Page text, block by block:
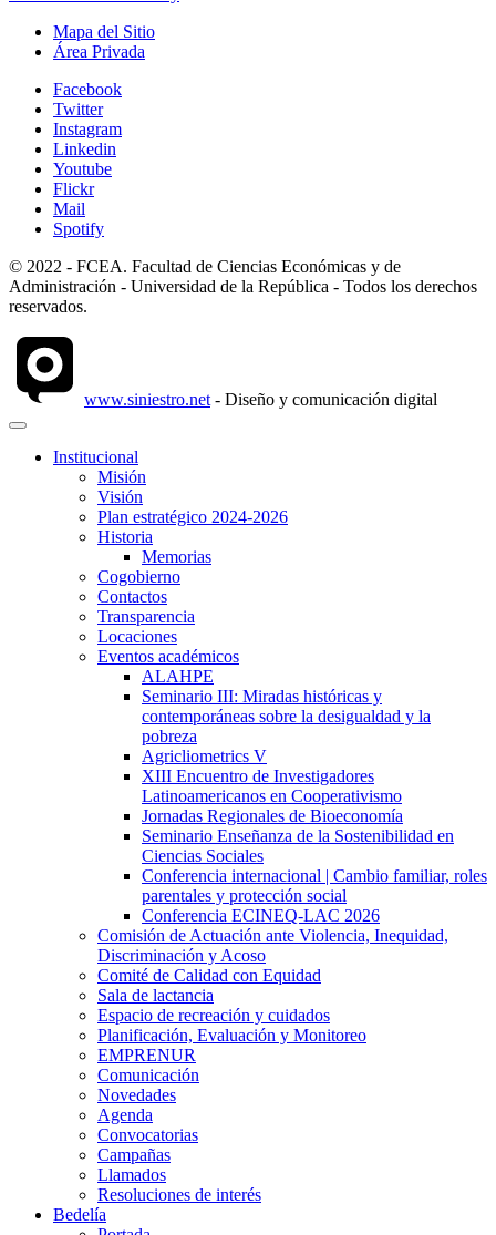
Mapa del Sitio
Área Privada
Facebook
Twitter
Instagram
Linkedin
Youtube
Flickr
Mail
Spotify
© 2022 - FCEA. Facultad de Ciencias Económicas y de
Administración - Universidad de la República - Todos los derechos
reservados.
www.siniestro.net - Diseño y comunicación digital
Institucional
Misión
Visión
Plan estratégico 2024-2026
Historia
Memorias
Cogobierno
Contactos
Transparencia
Locaciones
Eventos académicos
ALAHPE
Seminario III: Miradas históricas y
contemporáneas sobre la desigualdad y la
pobreza
Agricliometrics V
XIII Encuentro de Investigadores
Latinoamericanos en Cooperativismo
Jornadas Regionales de Bioeconomía
Seminario Enseñanza de la Sostenibilidad en
Ciencias Sociales
Conferencia internacional | Cambio familiar, roles
parentales y protección social
Conferencia ECINEQ-LAC 2026
Comisión de Actuación ante Violencia, Inequidad,
Discriminación y Acoso
Comité de Calidad con Equidad
Sala de lactancia
Espacio de recreación y cuidados
Planificación, Evaluación y Monitoreo
EMPRENUR
Comunicación
Novedades
Agenda
Convocatorias
Campañas
Llamados
Resoluciones de interés
Bedelía